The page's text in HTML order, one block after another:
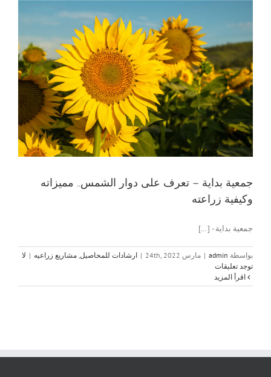
جمعية بداية – تعرف على دوار الشمس.. مميزاته
وكيفية زراعته
جمعية بداية - [...]
بواسطة admin
| مارس 24th, 2022 | ارشادات للمحاصيل مشاريع زراعيه | لا
توجد تعليقات